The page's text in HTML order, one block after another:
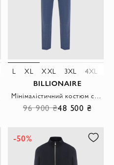
4XL 5XL
L XL XXL 3XL 4XL
BILLIONAIRE
Мінімалістичний костюм синього кольору із застібкою на блискавку
96 900 ₴48 500 ₴
-50%